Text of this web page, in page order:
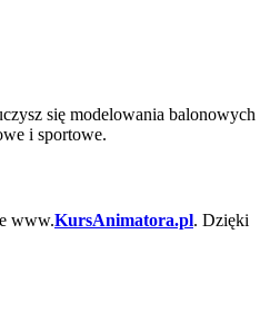
się modelowania balonowych
i sportowe.
www.KursAnimatora.pl. Dzięki